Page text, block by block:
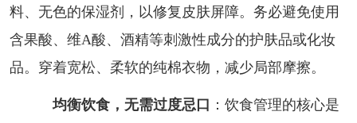
料、无色的保湿剂，以修复皮肤屏障。务必避免使用
含果酸、维A酸、酒精等刺激性成分的护肤品或化妆
品。穿着宽松、柔软的纯棉衣物，减少局部摩擦。
均衡饮食，无需过度忌口 ：饮食管理的核心是